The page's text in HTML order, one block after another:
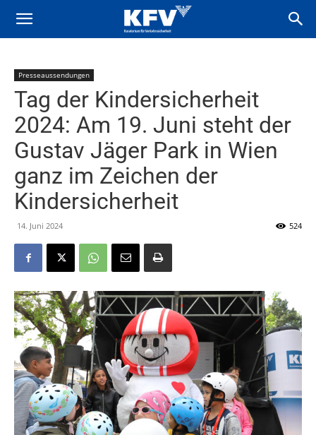
Presseaussendungen
Tag der Kindersicherheit
2024: Am 19. Juni steht der
Gustav Jäger Park in Wien
ganz im Zeichen der
Kindersicherheit
14. Juni 2024 524